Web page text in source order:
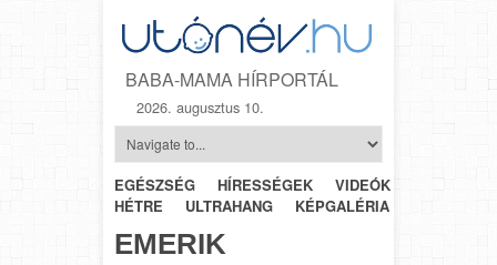
BABA-MAMA HÍRPORTÁL
2026. augusztus 10.
EGÉSZSÉG HÍRESSÉGEK VIDEÓK
HÉTRŐL-
HÉTRE
ULTRAHANG KÉPGALÉRIA
EMERIK